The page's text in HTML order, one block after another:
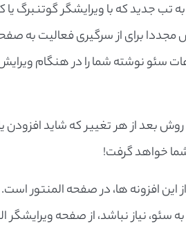
به تب جدید که با ویرایشگر گوتنبرگ
برای از سرگیری فعالیت به
سئو نوشته شما را در هنگام
بعد از هر تغییر که شاید افزودن
شما خواهد گرفت!
این افزونه ها، در صفحه المنتور
نیاز نباشد، از صفحه ویرایشگر